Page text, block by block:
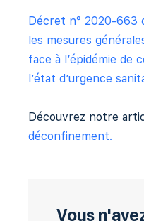
Décret n° 2020-663
les mesures
face à l’épidémie de
l’état d’urgence
Découvrez notre
déconfinement.
Vous